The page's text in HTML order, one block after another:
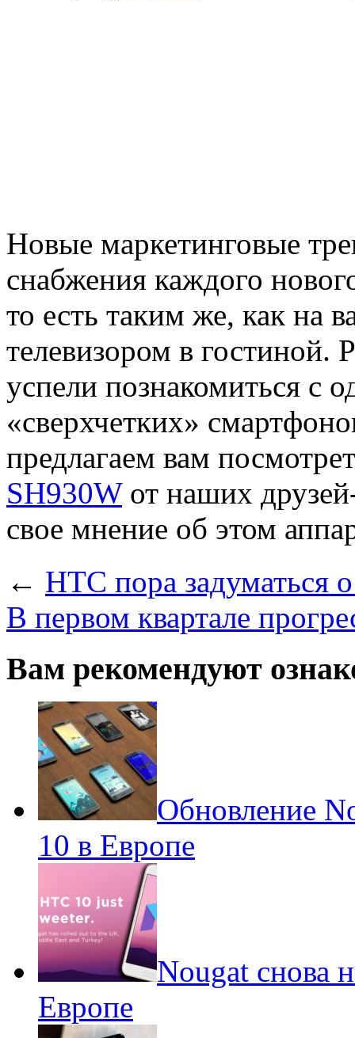
Новые маркетинговые
снабжения каждого
то есть таким же, как на
телевизором в гостиной.
успели познакомиться с
«сверхчетких»
предлагаем вам
SH930Wот наших
свое мнение об этом
← HTC пора задуматься
В первом квартале
Вам рекомендуют
Обновление
10 в Европе
Nougat снова
Европе